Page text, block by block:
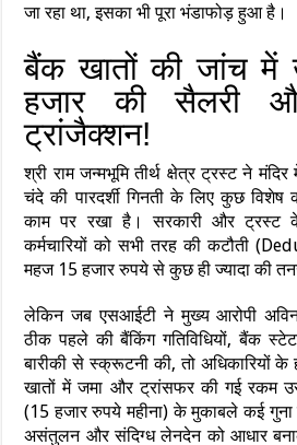
जा रहा था, इसका भी पूरा भंडाफोड़ हुआ है।
बैंक खातों की जांच में
हजार की सैलरी
ट्रांजैक्शन!
श्री राम जन्मभूमि तीर्थ क्षेत्र ट्रस्ट ने
चंदे की पारदर्शी गिनती के लिए कुछ विशेष
काम पर रखा है। सरकारी और ट्रस्ट
कर्मचारियों को सभी तरह की कटौती
महज 15 हजार रुपये से कुछ ही ज्यादा की
लेकिन जब एसआईटी ने मुख्य आरोपी
ठीक पहले की बैंकिंग गतिविधियों, बैंक
बारीकी से स्क्रूटनी की, तो अधिकारियों
खातों में जमा और ट्रांसफर की गई रकम
(15 हजार रुपये महीना) के मुकाबले कई गुना
असंतुलन और संदिग्ध लेनदेन को आधार